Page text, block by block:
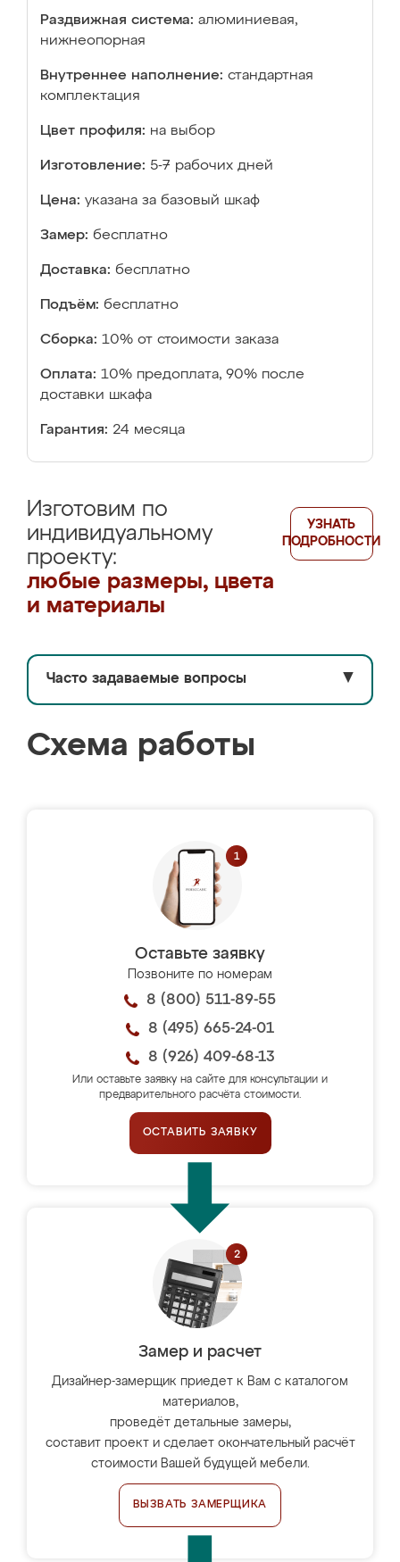
Раздвижная система: алюминиевая,
нижнеопорная
Внутреннее наполнение: стандартная
комплектация
Цвет профиля: на выбор
Изготовление: 5-7 рабочих дней
Цена: указана за базовый шкаф
Замер: бесплатно
Доставка: бесплатно
Подъём: бесплатно
Сборка: 10% от стоимости заказа
Оплата: 10% предоплата, 90% после
доставки шкафа
Гарантия: 24 месяца
Изготовим по
индивидуальному
проекту:
любые размеры, цвета
и материалы
УЗНАТЬ
ПОДРОБНОСТИ
Часто задаваемые вопросы ▼
Схема работы
Оставьте заявку
Позвоните по номерам
8 (800) 511-89-55
8 (495) 665-24-01
8 (926) 409-68-13
Или оставьте заявку на сайте для консультации и
предварительного расчёта стоимости.
ОСТАВИТЬ ЗАЯВКУ
Замер и расчет
Дизайнер-замерщик приедет к Вам с каталогом
материалов,
проведёт детальные замеры,
составит проект и сделает окончательный расчёт
стоимости Вашей будущей мебели.
ВЫЗВАТЬ ЗАМЕРЩИКА